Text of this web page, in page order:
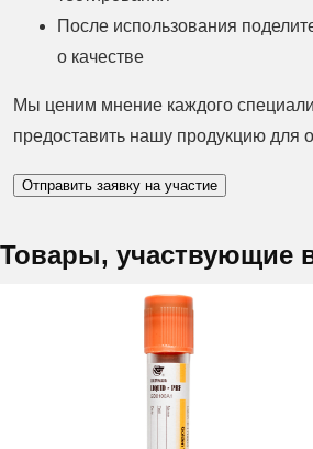
После использования
о качестве
Мы ценим мнение каждого
предоставить нашу продукцию для
Отправить заявку на участие
Товары, участвующие